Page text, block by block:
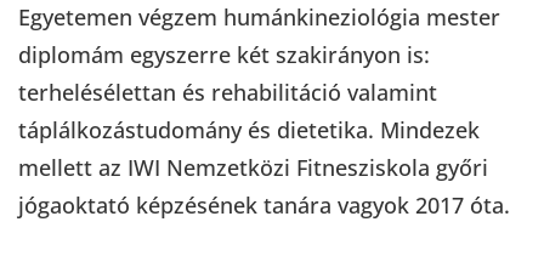
Egyetemen végzem humánkineziológia mester
diplomám egyszerre két szakirányon is:
terhelésélettan és rehabilitáció valamint
táplálkozástudomány és dietetika. Mindezek
mellett az IWI Nemzetközi Fitnesziskola győri
jógaoktató képzésének tanára vagyok 2017 óta.